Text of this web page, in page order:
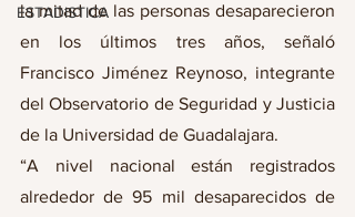
ESTADISTICA
la mitad de las personas desaparecieron
en los últimos tres años, señaló
Francisco Jiménez Reynoso, integrante
del Observatorio de Seguridad y Justicia
de la Universidad de Guadalajara.
“A nivel nacional están registrados
alrededor de 95 mil desaparecidos de